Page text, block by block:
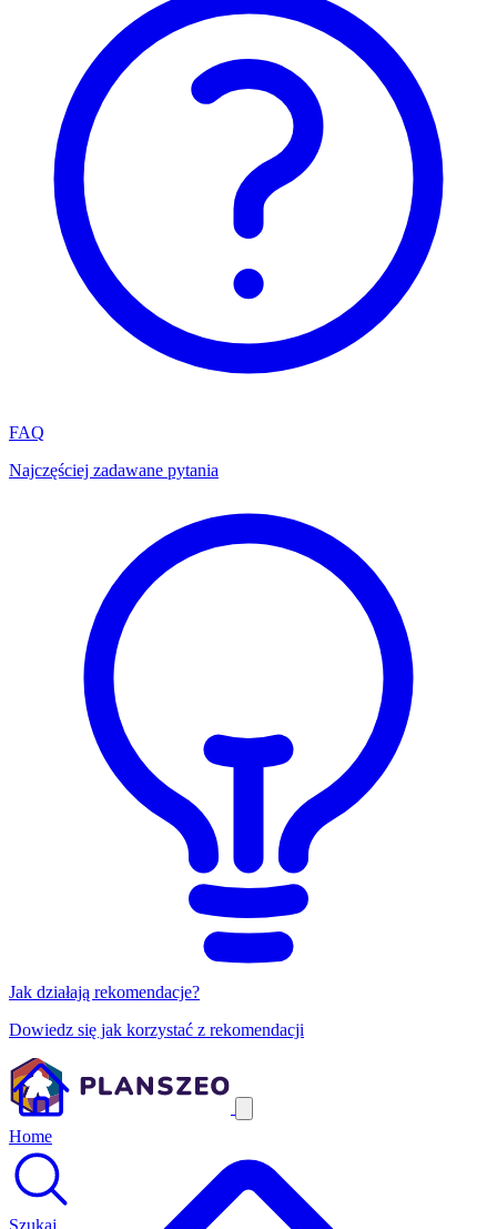
FAQ
Najczęściej zadawane pytania
Jak działają rekomendacje?
Dowiedz się jak korzystać z rekomendacji
Home
Szukaj